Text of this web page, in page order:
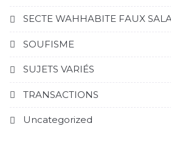
SECTE WAHHABITE FAUX
SOUFISME
SUJETS VARIÉS
TRANSACTIONS
Uncategorized